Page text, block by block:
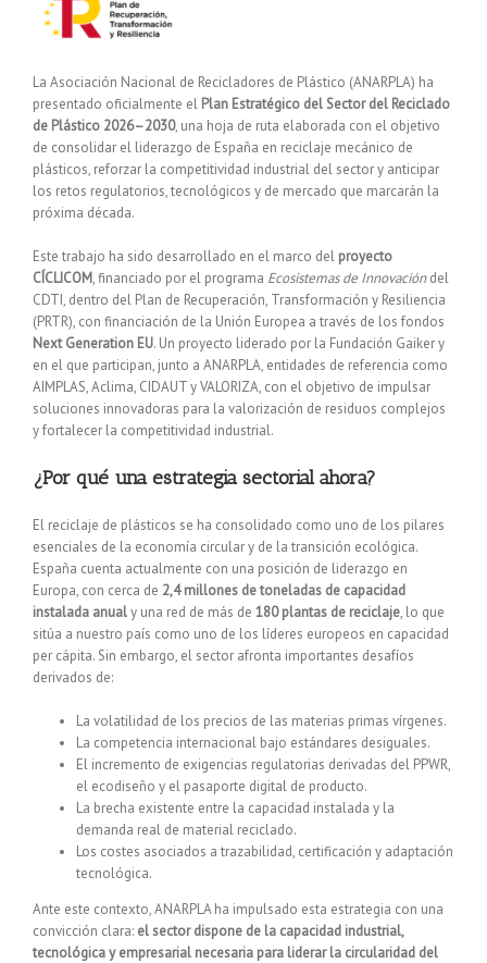
La Asociación Nacional de Recicladores de Plástico (ANARPLA) ha
presentado oficialmente el Plan Estratégico del Sector del Reciclado
de Plástico 2026–2030, una hoja de ruta elaborada con el objetivo
de consolidar el liderazgo de España en reciclaje mecánico de
plásticos, reforzar la competitividad industrial del sector y anticipar
los retos regulatorios, tecnológicos y de mercado que marcarán la
próxima década.
Este trabajo ha sido desarrollado en el marco del proyecto
CÍCLICOM, financiado por el programa Ecosistemas de Innovacióndel
CDTI, dentro del Plan de Recuperación, Transformación y Resiliencia
(PRTR), con financiación de la Unión Europea a través de los fondos
Next Generation EU. Un proyecto liderado por la Fundación Gaiker y
en el que participan, junto a ANARPLA, entidades de referencia como
AIMPLAS, Aclima, CIDAUT y VALORIZA, con el objetivo de impulsar
soluciones innovadoras para la valorización de residuos complejos
y fortalecer la competitividad industrial.
¿Por qué una estrategia sectorial ahora?
El reciclaje de plásticos se ha consolidado como uno de los pilares
esenciales de la economía circular y de la transición ecológica.
España cuenta actualmente con una posición de liderazgo en
Europa, con cerca de 2,4 millones de toneladas de capacidad
instalada anualy una red de más de 180 plantas de reciclaje, lo que
sitúa a nuestro país como uno de los líderes europeos en capacidad
per cápita. Sin embargo, el sector afronta importantes desafíos
derivados de:
La volatilidad de los precios de las materias primas vírgenes.
La competencia internacional bajo estándares desiguales.
El incremento de exigencias regulatorias derivadas del PPWR,
el ecodiseño y el pasaporte digital de producto.
La brecha existente entre la capacidad instalada y la
demanda real de material reciclado.
Los costes asociados a trazabilidad, certificación y adaptación
tecnológica.
Ante este contexto, ANARPLA ha impulsado esta estrategia con una
convicción clara: el sector dispone de la capacidad industrial,
tecnológica y empresarial necesaria para liderar la circularidad del